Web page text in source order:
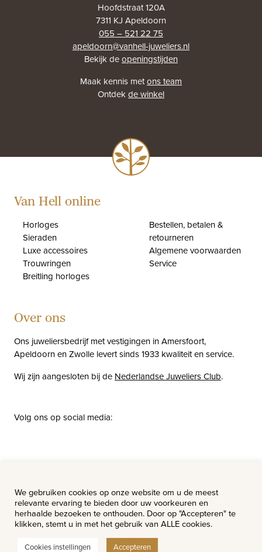
Hoofdstraat 120A
7311 KJ Apeldoorn
055 – 521 22 75
apeldoorn@vanhell-juweliers.nl
Bekijk deopeningstijden
Maak kennis metons team
Ontdekde winkel
Van Hell online
Horloges
Sieraden
Luxe accessoires
Trouwringen
Breitling horloges
Bestellen, betalen &
retourneren
Algemene voorwaarden
Service
Over ons
Ons juweliersbedrijf met vestigingen in Amersfoort,
Apeldoorn en Zwolle levert sinds 1933 kwaliteit en service.
Wij zijn aangesloten bij de Nederlandse Juweliers Club.
Volg ons op social media:
Vacatures
© Van Hell Juweliers - Alle rechten voorbehouden.
We gebruiken cookies op onze website om u de meest
relevante ervaring te bieden door uw voorkeuren en
herhaalde bezoeken te onthouden. Door op "Accepteren" te
klikken, stemt u in met het gebruik van ALLE cookies.
Cookies instellingen Accepteren